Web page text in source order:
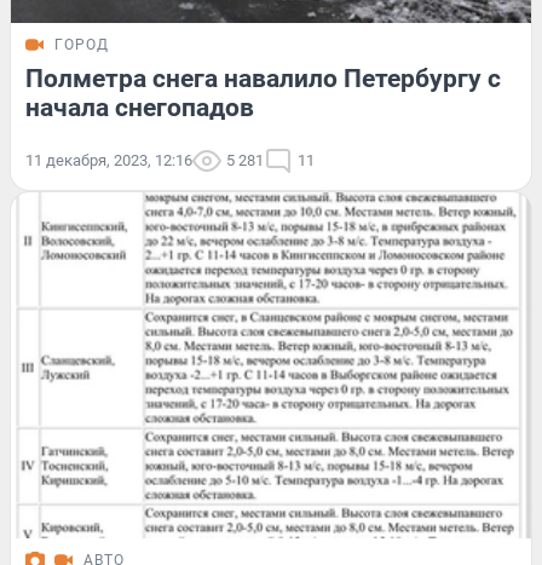
ГОРОД
Полметра снега навалило Петербургу с
начала снегопадов
11 декабря, 2023, 12:16 5 281 11
АВТО